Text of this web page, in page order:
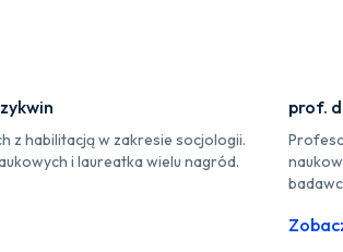
z habilitacją w zakresie socjologii.
i laureatka wielu nagród.
prof.